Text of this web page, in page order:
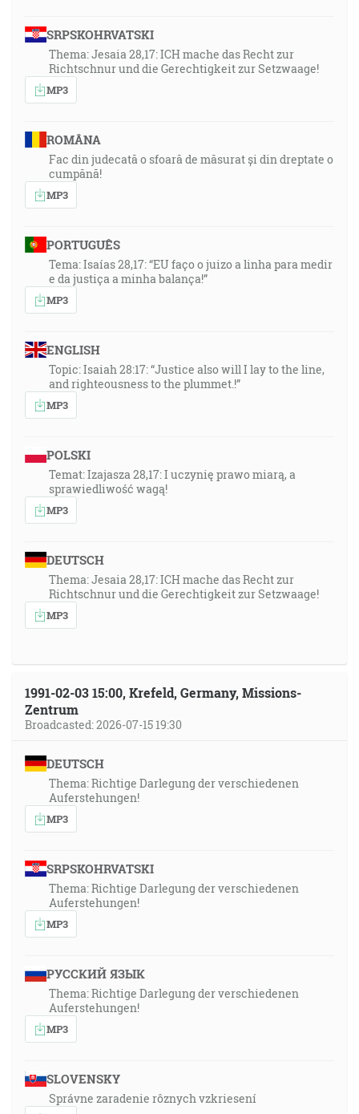
SRPSKOHRVATSKI
Thema: Jesaia 28,17: ICH mache das Recht zur
Richtschnur und die Gerechtigkeit zur Setzwaage!
MP3
ROMÂNA
Fac din judecată o sfoară de măsurat și din dreptate o
cumpănă!
MP3
PORTUGUÊS
Tema: Isaías 28,17: “EU faço o juizo a linha para medir
e da justiça a minha balança!”
MP3
ENGLISH
Topic: Isaiah 28:17: “Justice also will I lay to the line,
and righteousness to the plummet.!”
MP3
POLSKI
Temat: Izajasza 28,17: I uczynię prawo miarą, a
sprawiedliwość wagą!
MP3
DEUTSCH
Thema: Jesaia 28,17: ICH mache das Recht zur
Richtschnur und die Gerechtigkeit zur Setzwaage!
MP3
1991-02-03 15:00, Krefeld, Germany, Missions-
Zentrum
Broadcasted: 2026-07-15 19:30
DEUTSCH
Thema: Richtige Darlegung der verschiedenen
Auferstehungen!
MP3
SRPSKOHRVATSKI
Thema: Richtige Darlegung der verschiedenen
Auferstehungen!
MP3
РУССКИЙ ЯЗЫК
Thema: Richtige Darlegung der verschiedenen
Auferstehungen!
MP3
SLOVENSKY
Správne zaradenie rôznych vzkriesení